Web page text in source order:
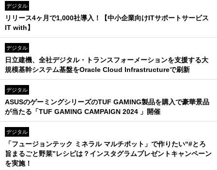
デジタル
リリース4ヶ月で1,000社導入！【中小企業向けITサポートサービス
IT with】
デジタル
日立建機、全社デジタル・トランスフォーメーションを支援する大
規模基幹システム基盤をOracle Cloud Infrastructureで刷新
デジタル
ASUSのゲーミングシリーズのTUF GAMING製品を購入で豪華景品
が当たる「TUF GAMING CAMPAIGN 2024 」開催
デジタル
「フュージョンテック ミネラル マルチポット」で作りたい“#とろ
旨まるごと野菜”レシピは？インスタグラムプレゼントキャンペーン
を実施！